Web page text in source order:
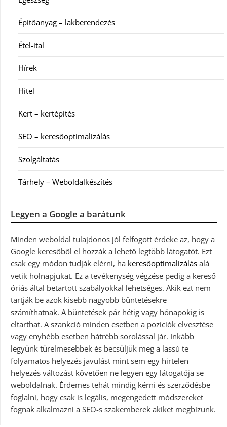
Építőanyag – lakberendezés
Étel-ital
Hírek
Hitel
Kert – kertépítés
SEO – keresőoptimalizálás
Szolgáltatás
Tárhely – Weboldalkészítés
Legyen a Google a barátunk
Minden weboldal tulajdonos jól felfogott érdeke az, hogy a
Google keresőből el hozzák a lehető legtöbb látogatót. Ezt
csak egy módon tudják elérni, ha keresőoptimalizálás alá
vetik holnapjukat. Ez a tevékenység végzése pedig a kereső
óriás által betartott szabályokkal lehetséges. Akik ezt nem
tartják be azok kisebb nagyobb büntetésekre
számíthatnak. A büntetések pár hétig vagy hónapokig is
eltarthat. A szankció minden esetben a pozíciók elvesztése
vagy enyhébb esetben hátrébb sorolással jár. Inkább
legyünk türelmesebbek és becsüljük meg a lassú te
folyamatos helyezés javulást mint sem egy hirtelen
helyezés változást követően ne legyen egy látogatója se
weboldalnak. Érdemes tehát mindig kérni és szerződésbe
foglalni, hogy csak is legális, megengedett módszereket
fognak alkalmazni a SEO-s szakemberek akiket megbízunk.